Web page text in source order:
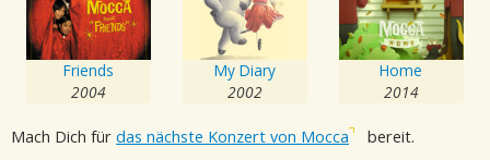
Friends
2004
My Diary
2002
Home
2014
Mach Dich für das nächste Konzert von Mocca bereit.